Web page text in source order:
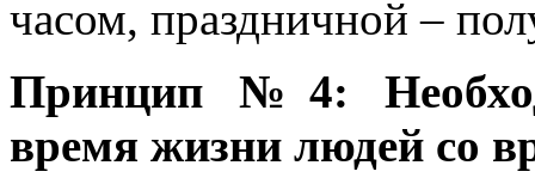
часом, праздничной –
Принцип №4:
время жизни людей со